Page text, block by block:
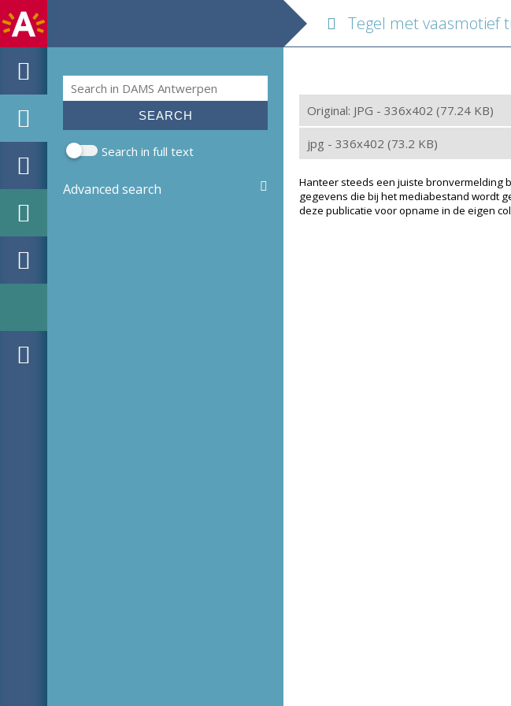
Search form
Search
Search in full text
Advanced search
Tegel met vaasmotief tussen
Original: JPG - 336x402 (77.24 KB)
jpg - 336x402 (73.2 KB)
Hanteer steeds een juiste bronvermelding
gegevens die bij het mediabestand wordt
deze publicatie voor opname in de eigen